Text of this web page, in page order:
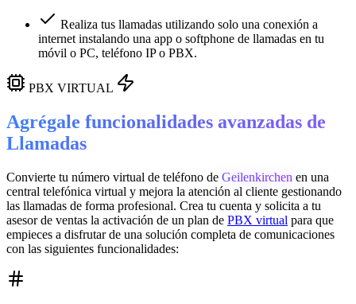
Realiza tus llamadas utilizando solo una conexión a
internet instalando una app o softphone de llamadas en tu
móvil o PC, teléfono IP o PBX.
PBX VIRTUAL
Agrégale funcionalidades avanzadas de
Llamadas
Convierte tu número virtual de teléfono de Geilenkirchen en una
central telefónica virtual y mejora la atención al cliente gestionando
las llamadas de forma profesional. Crea tu cuenta y solicita a tu
asesor de ventas la activación de un plan de PBX virtual para que
empieces a disfrutar de una solución completa de comunicaciones
con las siguientes funcionalidades: